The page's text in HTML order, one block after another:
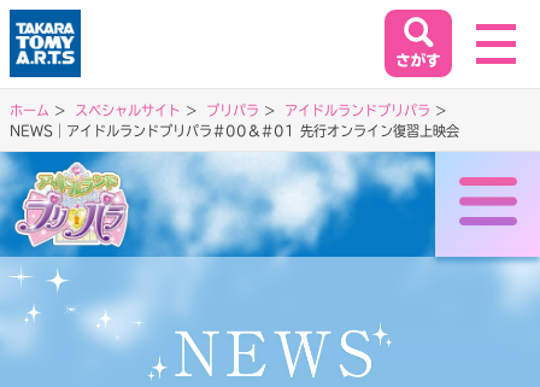
ホーム
HOME
商品情報
PRODUCT
イベント&キャンペーン
閉じる
ホーム スペシャルサイト プリパラ
アイドルランドプリパラ
NEWS｜アイドルランドプリパラ＃00＆＃01 先行オンライン復習上映会